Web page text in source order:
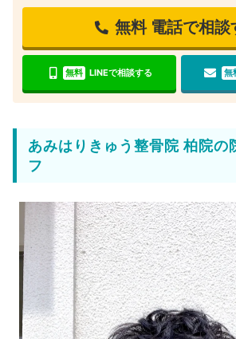
無料 電話で相談
無料 LINEで相談する 無
あみはりきゅう整骨院 柏院の
フ